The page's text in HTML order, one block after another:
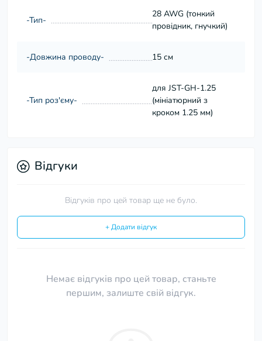
-Тип-
28 AWG (тонкий
провідник, гнучкий)
-Довжина проводу- 15 см
-Тип роз'єму-
для JST-GH-1.25
(мініатюрний з
кроком 1.25 мм)
Відгуки
Відгуків про цей товар ще не було.
+ Додати відгук
Немає відгуків про цей товар, станьте
першим, залиште свій відгук.